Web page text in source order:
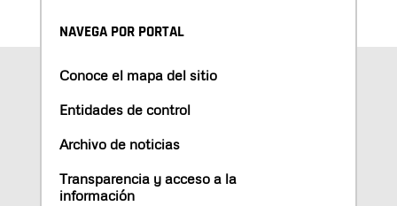
NAVEGA POR PORTAL
Conoce el mapa del sitio
Entidades de control
Archivo de noticias
Transparencia y acceso a la
información